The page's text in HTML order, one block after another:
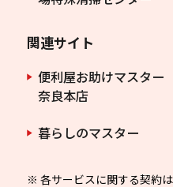
関連サイト
便利屋お助けマスター
奈良本店
暮らしのマスター
※ 各サービスに関する契約